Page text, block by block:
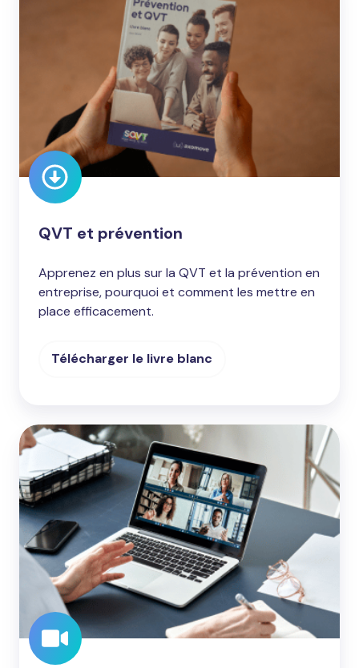
QVT et prévention
Apprenez en plus sur la QVT et la prévention en
entreprise, pourquoi et comment les mettre en
place efficacement.
Télécharger le livre blanc
Webinaire
sur
l'absentéisme